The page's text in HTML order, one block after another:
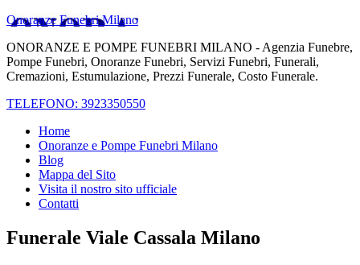
Onoranze Funebri Milano
ONORANZE E POMPE FUNEBRI MILANO - Agenzia Funebre,
Pompe Funebri, Onoranze Funebri, Servizi Funebri, Funerali,
Cremazioni, Estumulazione, Prezzi Funerale, Costo Funerale.
TELEFONO: 3923350550
Home
Onoranze e Pompe Funebri Milano
Blog
Mappa del Sito
Visita il nostro sito ufficiale
Contatti
Funerale Viale Cassala Milano